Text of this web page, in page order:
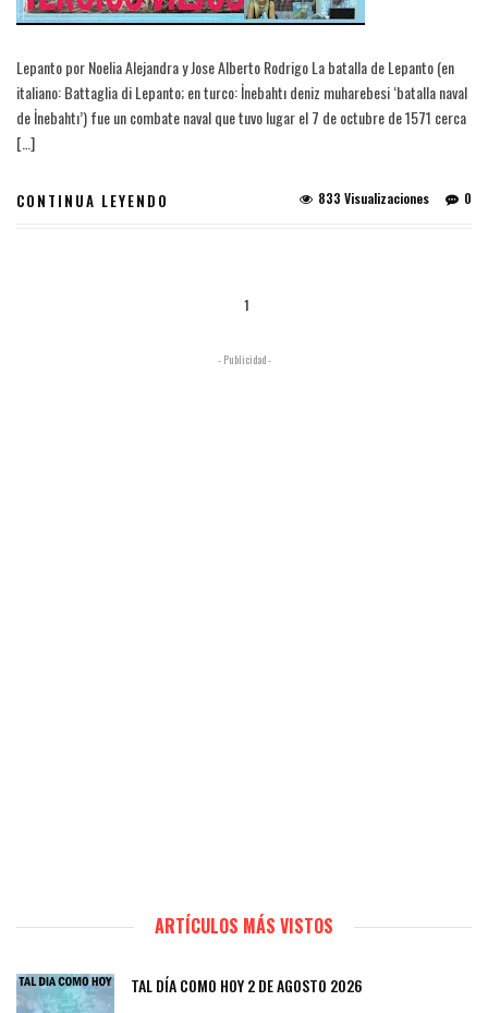
Lepanto por Noelia Alejandra y Jose Alberto Rodrigo La batalla de Lepanto (en
italiano: Battaglia di Lepanto; en turco: İnebahtı deniz muharebesi ‘batalla naval
de İnebahtı’) fue un combate naval que tuvo lugar el 7 de octubre de 1571 cerca
[…]
CONTINUA LEYENDO 0
833 Visualizaciones
1
- Publicidad -
ARTÍCULOS MÁS VISTOS
TAL DÍA COMO HOY 2 DE AGOSTO 2026